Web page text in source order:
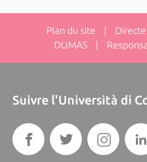
Plan du site |
DUMAS |
Suivre l'Università di